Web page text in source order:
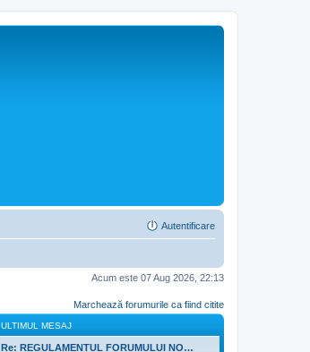
Autentificare
Acum este 07 Aug 2026, 22:13
Marchează forumurile ca fiind citite
ULTIMUL MESAJ
Re: REGULAMENTUL FORUMULUI NO…